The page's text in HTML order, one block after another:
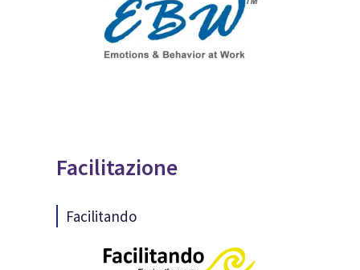
Facilitazione
Facilitando